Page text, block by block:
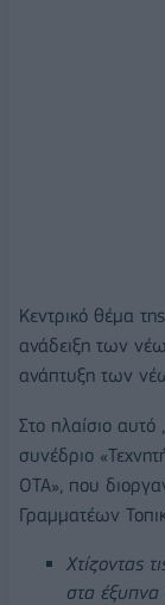
Κεντρικό θέμα
ανάδειξη των
ανάπτυξη των
Στο πλαίσιο
συνέδριο
ΟΤΑ», που
Γραμματέων
Χτίζοντας
στα έξυπνα